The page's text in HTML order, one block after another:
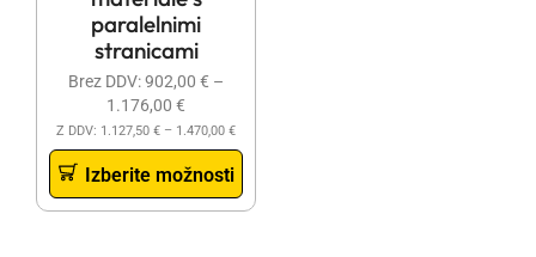
paralelnimi
stranicami
Brez DDV:902,00 € –
1.176,00 €
Z DDV: 1.127,50 € – 1.470,00 €
Izberite možnosti